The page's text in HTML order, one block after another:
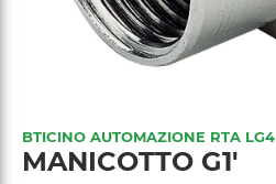
BTICINO AUTOMAZIONE RTA LG4
MANICOTTO G1'